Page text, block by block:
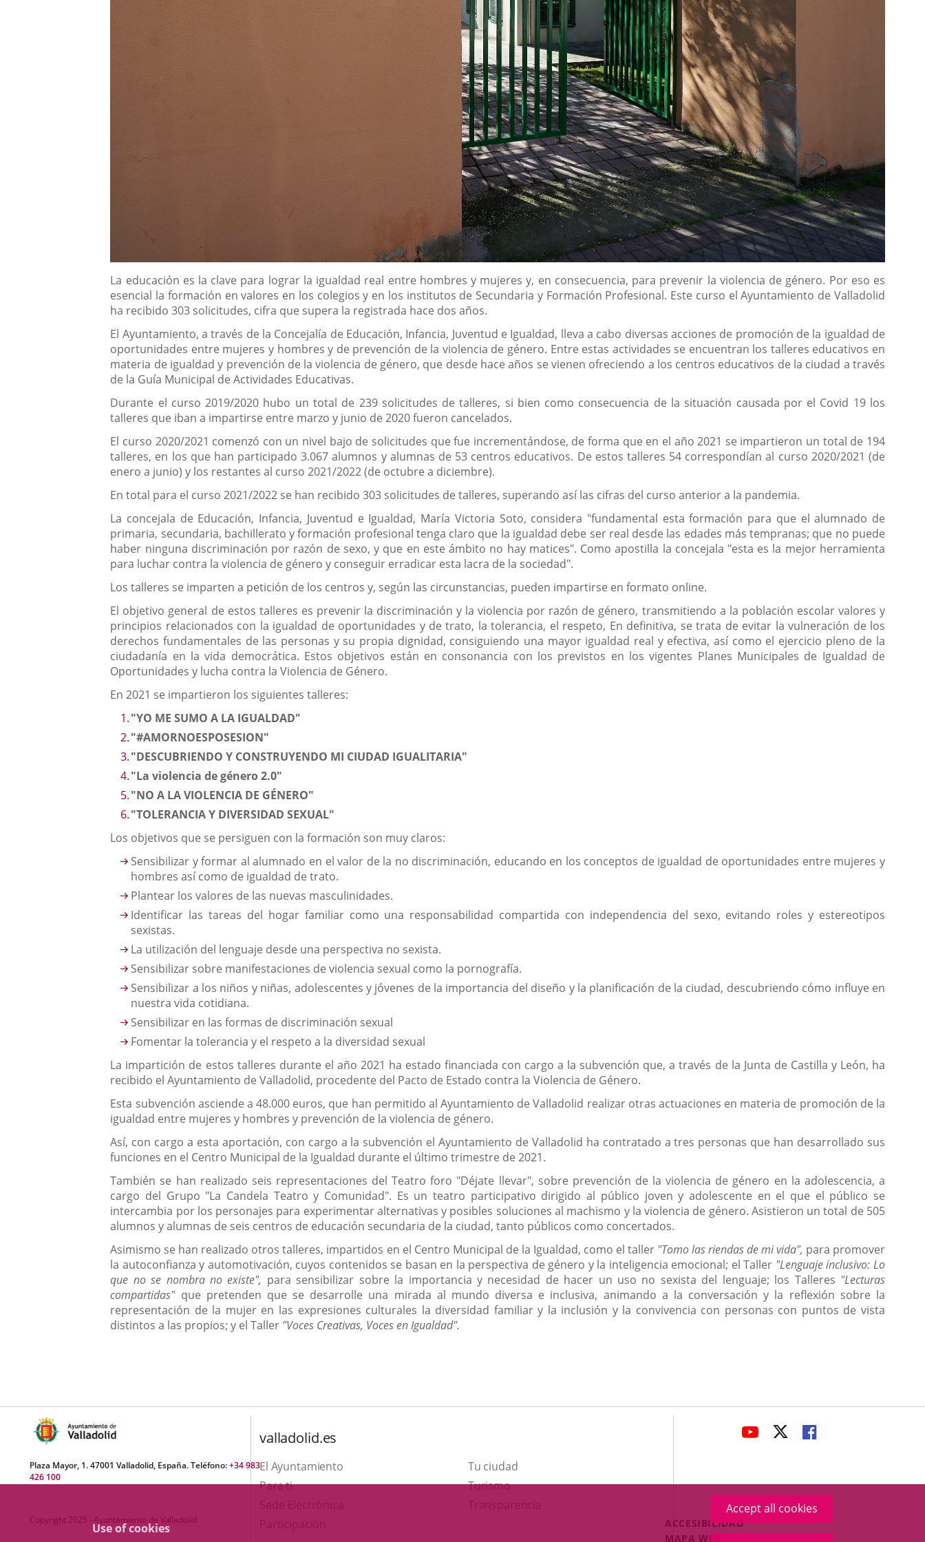
Use of cookies
Accept all cookies
Descripción
La educación es la clave para lograr la igualdad real entre hombres y mujeres y, en consecuencia, para prevenir la violencia de género. Por eso es
esencial la formación en valores en los colegios y en los institutos de Secundaria y Formación Profesional. Este curso el Ayuntamiento de Valladolid
ha recibido 303 solicitudes, cifra que supera la registrada hace dos años.
El Ayuntamiento, a través de la Concejalía de Educación, Infancia, Juventud e Igualdad, lleva a cabo diversas acciones de promoción de la igualdad de
oportunidades entre mujeres y hombres y de prevención de la violencia de género. Entre estas actividades se encuentran los talleres educativos en
materia de igualdad y prevención de la violencia de género, que desde hace años se vienen ofreciendo a los centros educativos de la ciudad a través
de la Guía Municipal de Actividades Educativas.
Durante el curso 2019/2020 hubo un total de 239 solicitudes de talleres, si bien como consecuencia de la situación causada por el Covid 19 los
talleres que iban a impartirse entre marzo y junio de 2020 fueron cancelados.
El curso 2020/2021 comenzó con un nivel bajo de solicitudes que fue incrementándose, de forma que en el año 2021 se impartieron un total de 194
talleres, en los que han participado 3.067 alumnos y alumnas de 53 centros educativos. De estos talleres 54 correspondían al curso 2020/2021 (de
enero a junio) y los restantes al curso 2021/2022 (de octubre a diciembre).
En total para el curso 2021/2022 se han recibido 303 solicitudes de talleres, superando así las cifras del curso anterior a la pandemia.
La concejala de Educación, Infancia, Juventud e Igualdad, María Victoria Soto, considera "fundamental esta formación para que el alumnado de
primaria, secundaria, bachillerato y formación profesional tenga claro que la igualdad debe ser real desde las edades más tempranas; que no puede
haber ninguna discriminación por razón de sexo, y que en este ámbito no hay matices". Como apostilla la concejala "esta es la mejor herramienta
para luchar contra la violencia de género y conseguir erradicar esta lacra de la sociedad".
Los talleres se imparten a petición de los centros y, según las circunstancias, pueden impartirse en formato online.
El objetivo general de estos talleres es prevenir la discriminación y la violencia por razón de género, transmitiendo a la población escolar valores y
principios relacionados con la igualdad de oportunidades y de trato, la tolerancia, el respeto, En definitiva, se trata de evitar la vulneración de los
derechos fundamentales de las personas y su propia dignidad, consiguiendo una mayor igualdad real y efectiva, así como el ejercicio pleno de la
ciudadanía en la vida democrática. Estos objetivos están en consonancia con los previstos en los vigentes Planes Municipales de Igualdad de
Oportunidades y lucha contra la Violencia de Género.
En 2021 se impartieron los siguientes talleres:
"YO ME SUMO A LA IGUALDAD"
"#AMORNOESPOSESION"
"DESCUBRIENDO Y CONSTRUYENDO MI CIUDAD IGUALITARIA"
"La violencia de género 2.0"
"NO A LA VIOLENCIA DE GÉNERO"
"TOLERANCIA Y DIVERSIDAD SEXUAL"
Los objetivos que se persiguen con la formación son muy claros:
Sensibilizar y formar al alumnado en el valor de la no discriminación, educando en los conceptos de igualdad de oportunidades entre mujeres y
hombres así como de igualdad de trato.
Plantear los valores de las nuevas masculinidades.
Identificar las tareas del hogar familiar como una responsabilidad compartida con independencia del sexo, evitando roles y estereotipos
sexistas.
La utilización del lenguaje desde una perspectiva no sexista.
Sensibilizar sobre manifestaciones de violencia sexual como la pornografía.
Sensibilizar a los niños y niñas, adolescentes y jóvenes de la importancia del diseño y la planificación de la ciudad, descubriendo cómo influye en
nuestra vida cotidiana.
Sensibilizar en las formas de discriminación sexual
Fomentar la tolerancia y el respeto a la diversidad sexual
La impartición de estos talleres durante el año 2021 ha estado financiada con cargo a la subvención que, a través de la Junta de Castilla y León, ha
recibido el Ayuntamiento de Valladolid, procedente del Pacto de Estado contra la Violencia de Género.
Esta subvención asciende a 48.000 euros, que han permitido al Ayuntamiento de Valladolid realizar otras actuaciones en materia de promoción de la
igualdad entre mujeres y hombres y prevención de la violencia de género.
Así, con cargo a esta aportación, con cargo a la subvención el Ayuntamiento de Valladolid ha contratado a tres personas que han desarrollado sus
funciones en el Centro Municipal de la Igualdad durante el último trimestre de 2021.
También se han realizado seis representaciones del Teatro foro "Déjate llevar", sobre prevención de la violencia de género en la adolescencia, a
cargo del Grupo "La Candela Teatro y Comunidad". Es un teatro participativo dirigido al público joven y adolescente en el que el público se
intercambia por los personajes para experimentar alternativas y posibles soluciones al machismo y la violencia de género. Asistieron un total de 505
alumnos y alumnas de seis centros de educación secundaria de la ciudad, tanto públicos como concertados.
Asimismo se han realizado otros talleres, impartidos en el Centro Municipal de la Igualdad, como el taller "Tomo las riendas de mi vida", para promover
la autoconfianza y automotivación, cuyos contenidos se basan en la perspectiva de género y la inteligencia emocional; el Taller "Lenguaje inclusivo: Lo
que no se nombra no existe", para sensibilizar sobre la importancia y necesidad de hacer un uso no sexista del lenguaje; los Talleres "Lecturas
compartidas"que pretenden que se desarrolle una mirada al mundo diversa e inclusiva, animando a la conversación y la reflexión sobre la
representación de la mujer en las expresiones culturales la diversidad familiar y la inclusión y la convivencia con personas con puntos de vista
distintos a las propios; y el Taller "Voces Creativas, Voces en Igualdad".
Plaza Mayor, 1. 47001 Valladolid, España. Teléfono:+34 983
426 100
Copyright 2025 - Ayuntamiento de Valladolid
valladolid.es
El Ayuntamiento
Tu ciudad
Para ti
TurismoThis
LINK
APPLICATION.
LINK
APPLICATION.
LINK
APPLICATION.
Menú
Legal
ACCESIBILIDAD
MAPA WEB